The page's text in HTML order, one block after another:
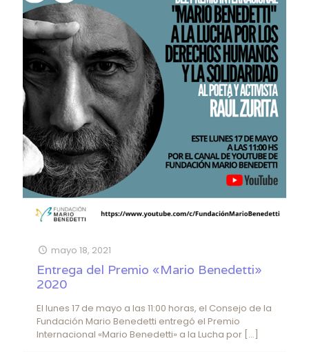
mayo 18, 2021
Entrega del Premio «Mario Benedetti»
2020
El lunes 17 de mayo a las 11:00 horas, el Consejo de la
Fundación Mario Benedetti entregó el Premio
Internacional «Mario Benedetti» a la Lucha por […]